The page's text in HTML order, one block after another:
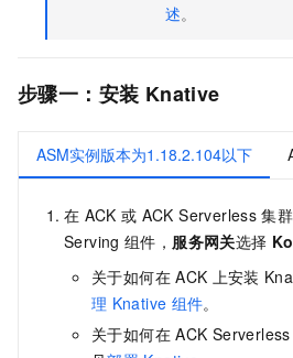
述。
步骤一：安装 Knative
ASM实例版本为1.18.2.104以下
在 ACK 或 ACK Serverless 集
Serving 组件， 服务网关选择
关于如何在 ACK 上安装
理 Knative 组件。
关于如何在 ACK Serverless